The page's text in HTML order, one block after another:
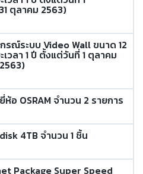
ตุลาคม 2563)
รณ์ระบบ Video Wall ขนาด 12
เวลา 1 ปี ตั้งแต่วันที่ 1 ตุลาคม
อ OSRAM จำนวน 2 รายการ
4TB จำนวน 1 ชิ้น
Package Super Speed